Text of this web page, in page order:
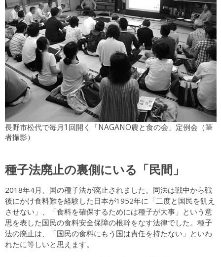
長野市松代で毎月1回開く「NAGANO農と食の会」定例会（筆
者撮影）
種子法廃止の裏側にいる「民間」
2018年4月、国の種子法が廃止されました。同法は戦中から戦
後にかけ食料難を経験した日本が1952年に「二度と国民を飢え
させない」、「食料を確保するためには種子が大事」という意
思を表した国民の食料安全保障の根幹をなす法律でした。種子
法の廃止は、「国民の食料にもう国は責任を持たない」といわ
れたに等しいと思えます。